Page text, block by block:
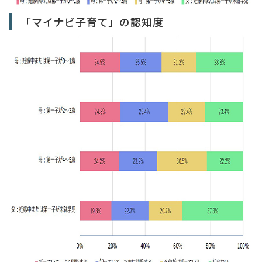
「マイナビ子育て」の認知度